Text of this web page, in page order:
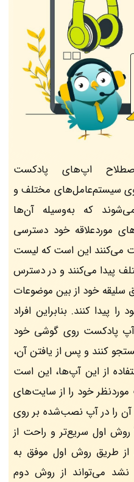
اپ‌های پادکست
سیستم‌عامل‌های مختلف و
که به‌وسیله آن‌ها
موردعلاقه خود دسترسی
می‌کنند این است که لیست
پیدا می‌کنند و در دسترس
سلیقه خود از بین موضوعات
پیدا کنند. بنابراین افراد
پادکست روی گوشی خود
کنند و پس از یافتن آن،
از این آپ‌ها، این است
خود را از سایت‌های
آن را در آپ نصب‌شده بر روی
روش اول سریع‌تر و راحت از
طریق روش اول موفق به
نشد می‌تواند از روش دوم